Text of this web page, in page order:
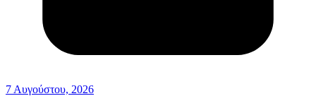
7 Αυγούστου, 2026